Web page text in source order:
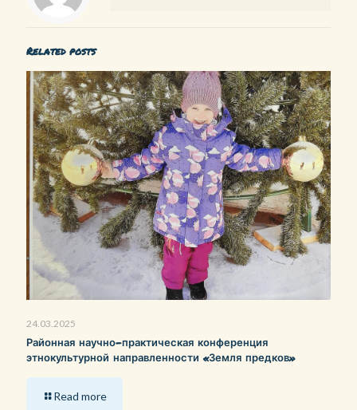
Related posts
24.03.2025
Районная научно-практическая конференция
этнокультурной направленности «Земля предков»
Read more